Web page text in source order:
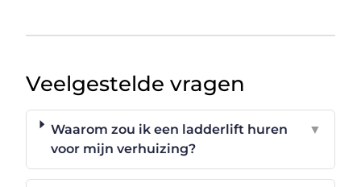
Veelgestelde vragen
Waarom zou ik een ladderlift huren
voor mijn verhuizing?
▼